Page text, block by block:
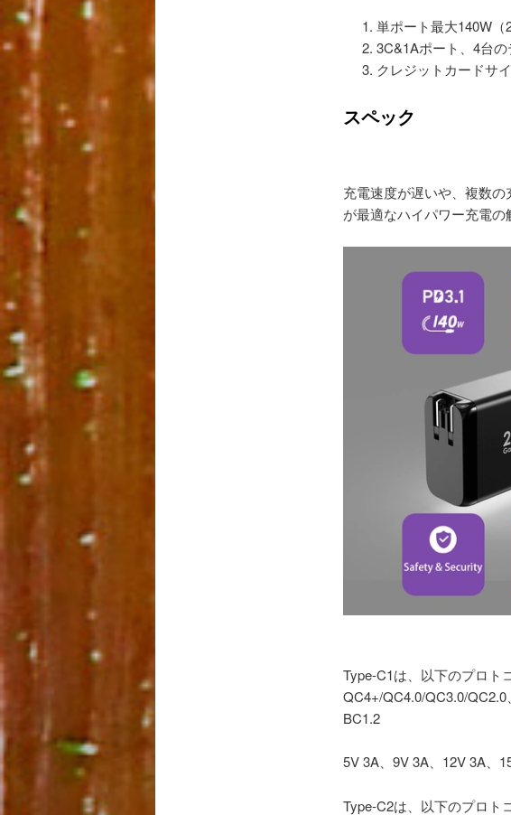
単ポート最大140W
3C&1Aポート、4台
クレジットカードサ
スペック
充電速度が遅いや、複数
が最適なハイパワー充電の
Type-C1は、以下のプロト
QC4+/QC4.0/QC3.0/QC2.0
BC1.2
5V 3A、9V 3A、12V 3A、
Type-C2は、以下のプロト